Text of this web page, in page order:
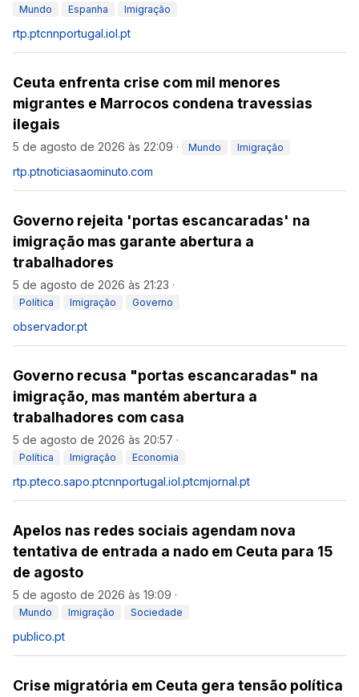
Mundo Espanha Imigração
rtp.ptcnnportugal.iol.pt
Ceuta enfrenta crise com mil menores
migrantes e Marrocos condena travessias
ilegais
5 de agosto de 2026 às 22:09 · Mundo Imigração
rtp.ptnoticiasaominuto.com
Governo rejeita 'portas escancaradas' na
imigração mas garante abertura a
trabalhadores
5 de agosto de 2026 às 21:23 ·
Política Imigração Governo
observador.pt
Governo recusa "portas escancaradas" na
imigração, mas mantém abertura a
trabalhadores com casa
5 de agosto de 2026 às 20:57 ·
Política Imigração Economia
rtp.pteco.sapo.ptcnnportugal.iol.ptcmjornal.pt
Apelos nas redes sociais agendam nova
tentativa de entrada a nado em Ceuta para 15
de agosto
5 de agosto de 2026 às 19:09 ·
Mundo Imigração Sociedade
publico.pt
Crise migratória em Ceuta gera tensão política